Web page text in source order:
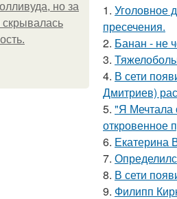
но за
1. Уголовное
пресечения.
2. Банан - не
3.
4. В сети
Дмитриев)
5. "Я Мечтала
откровенное
6. Екатерина
7.
8. В сети
9. Филипп